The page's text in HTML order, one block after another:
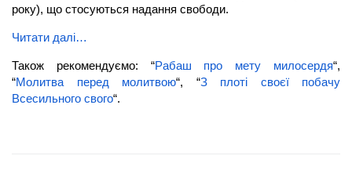
року), що стосуються надання свободи.
Читати далі…
Також рекомендуємо: “Рабаш про мету милосердя“,
“Молитва перед молитвою“, “З плоті своєї побачу
Всесильного свого“.